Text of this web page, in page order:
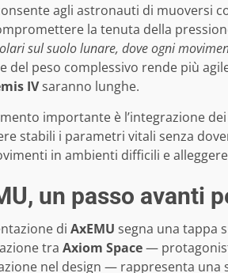
agli astronauti di muoversi
la tenuta della
sul suolo lunare, dove ogni
del peso complessivo rende più
IVsaranno lunghe.
importante è l’integrazione
stabili i parametri vitali senza
in ambienti difficili e
un passo avanti
di AxEMU segna una tappa
tra Axiom Space—
nel design — rappresenta una